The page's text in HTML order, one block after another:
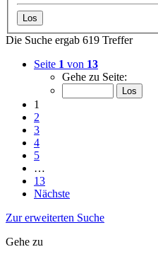
Die Suche ergab 619 Treffer
Seite 1 von 13
Gehe zu Seite:
1
2
3
4
5
…
13
Nächste
Zur erweiterten Suche
Gehe zu